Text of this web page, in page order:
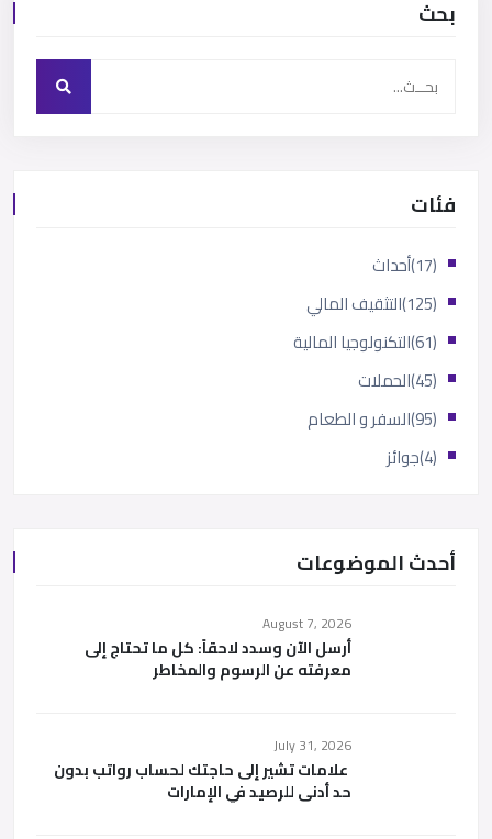
بحث
فئات
أحداث
(17)
التثقيف المالي
(125)
التكنولوجيا المالية
(61)
الحملات
(45)
السفر و الطعام
(95)
جوائز (4)
أحدث الموضوعات
August 7, 2026
أرسل الآن وسدد لاحقاً: كل ما تحتاج إلى
معرفته عن الرسوم والمخاطر
July 31, 2026
علامات تشير إلى حاجتك لحساب رواتب بدون
حد أدنى للرصيد في الإمارات